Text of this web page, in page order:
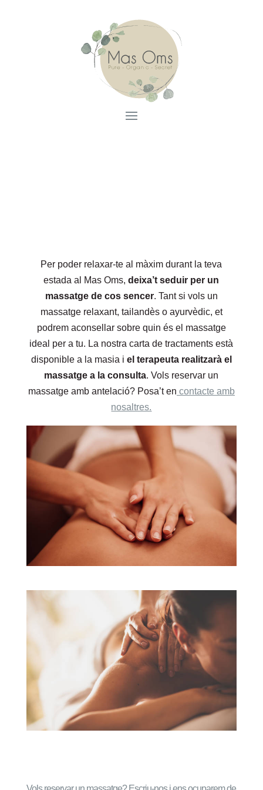
Per poder relaxar-te al màxim durant la teva
estada al Mas Oms,deixa’t seduir per un
massatge de cos sencer. Tant si vols un
massatge relaxant, tailandès o ayurvèdic, et
podrem aconsellar sobre quin és el massatge
ideal per a tu. La nostra carta de tractaments està
disponible a la masia i el terapeuta realitzarà el
massatge a la consulta. Vols reservar un
massatge amb antelació? Posa’t en contacte amb
nosaltres.